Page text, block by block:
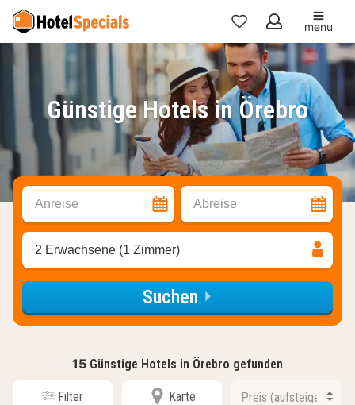
Meine
Favoriten
menu
Günstige Hotels in Örebro
Anreise Abreise
2 Erwachsene (1 Zimmer)
Suchen
15 Günstige Hotels in Örebro gefunden
Filter Karte